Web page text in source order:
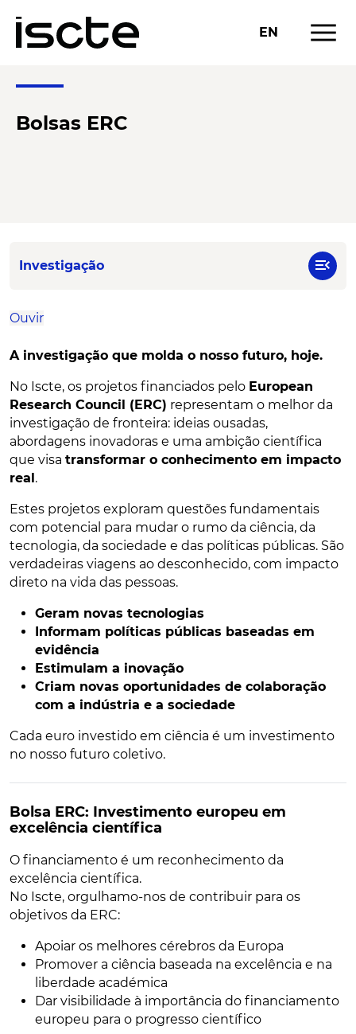
EN menu
Bolsas ERC
Investigação menu_open
Ouvir
A investigação que molda o nosso futuro, hoje.
No Iscte, os projetos financiados pelo European
Research Council (ERC) representam o melhor da
investigação de fronteira: ideias ousadas,
abordagens inovadoras e uma ambição científica
que visa transformar o conhecimento em impacto
real.
Estes projetos exploram questões fundamentais
com potencial para mudar o rumo da ciência, da
tecnologia, da sociedade e das políticas públicas. São
verdadeiras viagens ao desconhecido, com impacto
direto na vida das pessoas.
Geram novas tecnologias
Informam políticas públicas baseadas em
evidência
Estimulam a inovação
Criam novas oportunidades de colaboração
com a indústria e a sociedade
Cada euro investido em ciência é um investimento
no nosso futuro coletivo.
Bolsa ERC: Investimento europeu em
excelência científica
O financiamento é um reconhecimento da
excelência científica.
No Iscte, orgulhamo-nos de contribuir para os
objetivos da ERC:
Apoiar os melhores cérebros da Europa
Promover a ciência baseada na excelência e na
liberdade académica
Dar visibilidade à importância do financiamento
europeu para o progresso científico